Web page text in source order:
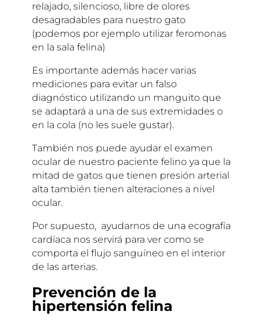
relajado, silencioso, libre de olores
desagradables para nuestro gato
(podemos por ejemplo utilizar feromonas
en la sala felina)
Es importante además hacer varias
mediciones para evitar un falso
diagnóstico utilizando un manguito que
se adaptará a una de sus extremidades o
en la cola (no les suele gustar).
También nos puede ayudar el examen
ocular de nuestro paciente felino ya que la
mitad de gatos que tienen presión arterial
alta también tienen alteraciones a nivel
ocular.
Por supuesto, ayudarnos de una ecografía
cardíaca nos servirá para ver como se
comporta el flujo sanguíneo en el interior
de las arterias.
Prevención de la
hipertensión felina